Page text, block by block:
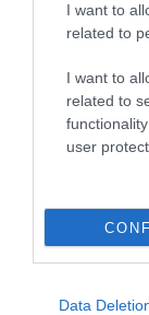
I want to
related to
I want to
related to
user
Data